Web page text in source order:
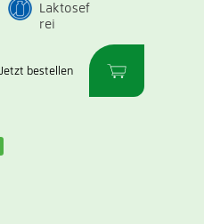
Laktosef
rei
Jetzt bestellen